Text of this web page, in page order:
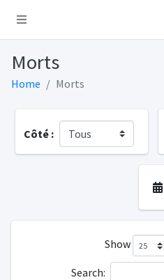
Morts
Home Morts
Côté :
Show
Search: